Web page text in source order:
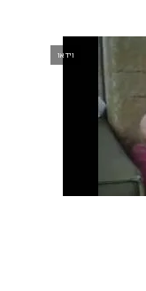
וידאו